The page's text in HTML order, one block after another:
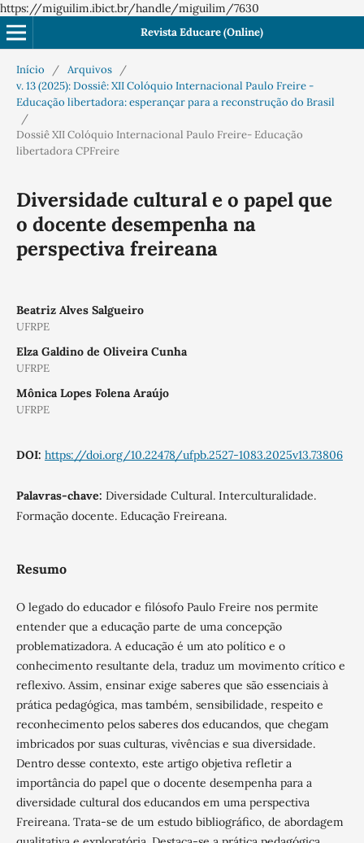
https://miguilim.ibict.br/handle/miguilim/7630
Revista Educare (Online)
Início / Arquivos
/
v. 13 (2025): Dossiê: XII Colóquio Internacional Paulo Freire -
Educação libertadora: esperançar para a reconstrução do Brasil
/
Dossiê XII Colóquio Internacional Paulo Freire- Educação
libertadora CPFreire
Diversidade cultural e o papel que
o docente desempenha na
perspectiva freireana
Beatriz Alves Salgueiro
UFRPE
Elza Galdino de Oliveira Cunha
UFRPE
Mônica Lopes Folena Araújo
UFRPE
DOI: https://doi.org/10.22478/ufpb.2527-1083.2025v13.73806
Palavras-chave: Diversidade Cultural. Interculturalidade.
Formação docente. Educação Freireana.
Resumo
O legado do educador e filósofo Paulo Freire nos permite
entender que a educação parte de uma concepção
problematizadora. A educação é um ato político e o
conhecimento resultante dela, traduz um movimento crítico e
reflexivo. Assim, ensinar exige saberes que são essenciais à
prática pedagógica, mas também, sensibilidade, respeito e
reconhecimento pelos saberes dos educandos, que chegam
imbricados por suas culturas, vivências e sua diversidade.
Dentro desse contexto, este artigo objetiva refletir a
importância do papel que o docente desempenha para a
diversidade cultural dos educandos em uma perspectiva
Freireana. Trata-se de um estudo bibliográfico, de abordagem